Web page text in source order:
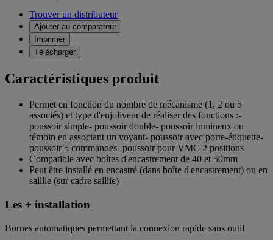
Trouver un distributeur
Ajouter au comparateur
Imprimer
Télécharger
Caractéristiques produit
Permet en fonction du nombre de mécanisme (1, 2 ou 5
associés) et type d'enjoliveur de réaliser des fonctions :-
poussoir simple- poussoir double- poussoir lumineux ou
témoin en associant un voyant- poussoir avec porte-étiquette-
poussoir 5 commandes- poussoir pour VMC 2 positions
Compatible avec boîtes d'encastrement de 40 et 50mm
Peut être installé en encastré (dans boîte d'encastrement) ou en
saillie (sur cadre saillie)
Les + installation
Bornes automatiques permettant la connexion rapide sans outil